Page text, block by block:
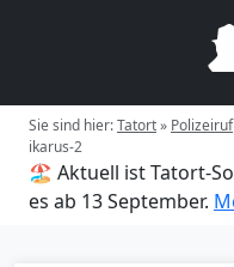
Sie sind hier:Tatort» Polizeiruf
ikarus-2
🏖️ Aktuell ist Tatort-
es ab 13 September.